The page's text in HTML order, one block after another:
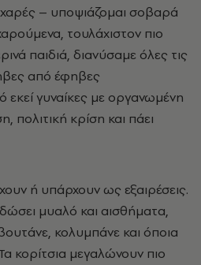
– υποψιάζομαι σοβαρά
τουλάχιστον πιο
παιδιά, διανύσαμε όλες τις
από έφηβες
εκεί γυναίκες με οργανωμένη
πολιτική κρίση και πάει
ή υπάρχουν ως εξαιρέσεις.
μυαλό και αισθήματα,
κολυμπάνε και όποια
κορίτσια μεγαλώνουν πιο